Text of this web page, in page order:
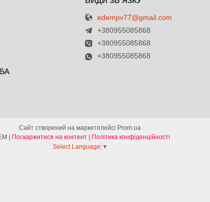
edempv77@gmail.com
+380955085868
+380955085868
+380955085868
Сайт створений на маркетплейсі Prom.ua
Поскаржитися на контент
Політика конфіденційності
Select Language ▼